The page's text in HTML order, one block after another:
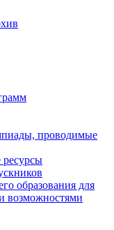
проводимые
образования для
возможностями